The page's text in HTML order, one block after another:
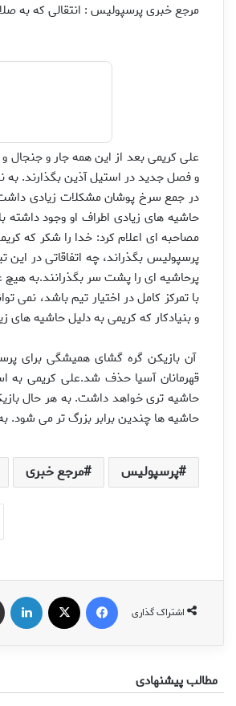
مرجع خبری پرسپولیس : انتقالى كه به صلاح ۲ طرف بود / كريمى و پرسپوليس به آرامش نسبى
على كريمى بعد از اين همه جار و
و فصل جديد در استيل آذين بگذارند.
در جمع سرخ پوشان مشكلات زيادى
حاشيه هاى زيادى اطراف او وجود
مصاحبه اى اعلام كرد: خدا را شكر كه
پرسپوليس بگذراند، چه اتفاقاتى در
پرحاشيه اى را پشت سر بگذرانند.به هيچ
با تمركز كامل در اختيار تيم باشد،
و بنيادكار كه كريمى به دليل حاشيه
آن بازيكن گره گشاى هميشگى براى
قهرمانان آسيا حذف شد.على كريمى
حاشيه ترى خواهد داشت. به هر حال
حاشيه ها چندين برابر بزرگ تر مى شود.
پرسپولیس مرجع خبری
اشتراک گذاری
فیس بوک
مطالب پیشنهادی